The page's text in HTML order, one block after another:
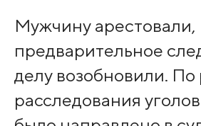
Мужчину арестовали,
предварительное
делу возобновили. По
расследования